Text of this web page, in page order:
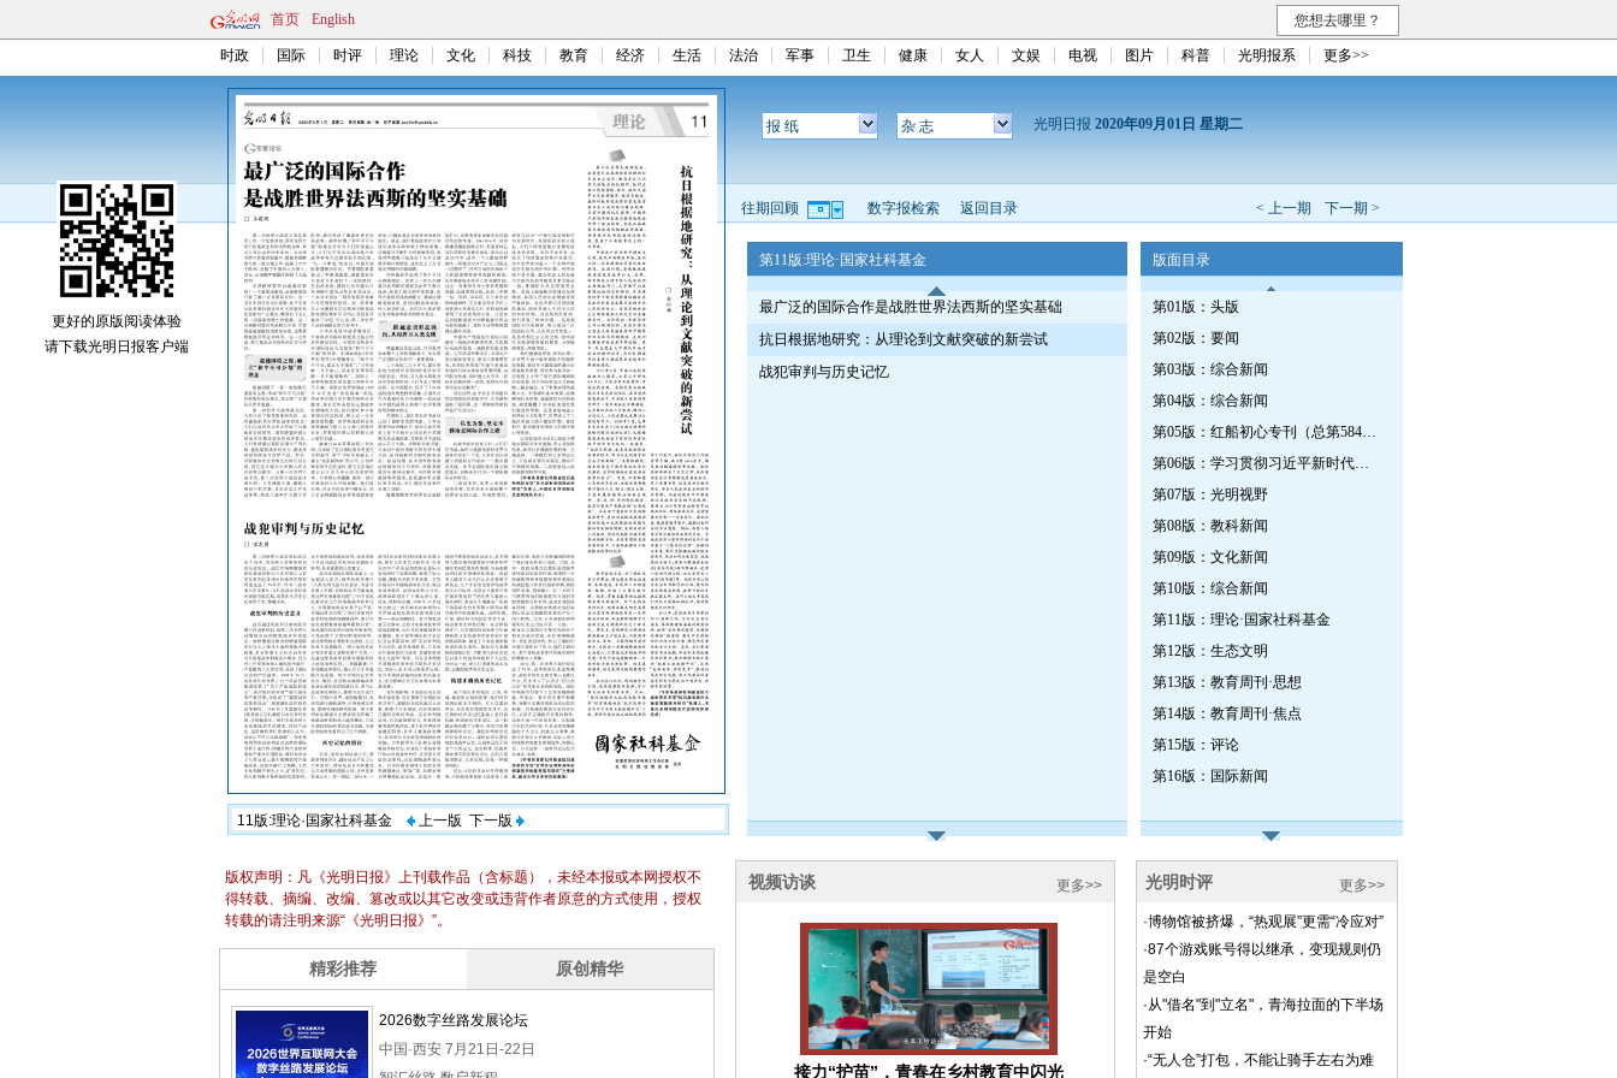
首页 English 您想去哪里？
时政 国际 时评 理论 文化 科技 教育 经济 生活 法治 军事 卫生 健康 女人 文娱 电视 图片 科普 光明报系 更多>>
11版:理论·国家社科基金 上一版 下一版
报 纸 杂 志 光明日报 2020年09月01日 星期二
< 上一期 下一期 >
往期回顾 数字报检索 返回目录
第11版:理论·国家社科基金
最广泛的国际合作是战胜世界法西斯的坚实基础
抗日根据地研究：从理论到文献突破的新尝试
战犯审判与历史记忆
版面目录
第01版：头版
第02版：要闻
第03版：综合新闻
第04版：综合新闻
第05版：红船初心专刊（总第584期）
第06版：学习贯彻习近平新时代中国特色社会主义思想专刊（第587期）
第07版：光明视野
第08版：教科新闻
第09版：文化新闻
第10版：综合新闻
第11版：理论·国家社科基金
第12版：生态文明
第13版：教育周刊·思想
第14版：教育周刊·焦点
第15版：评论
第16版：国际新闻
更好的原版阅读体验
请下载光明日报客户端